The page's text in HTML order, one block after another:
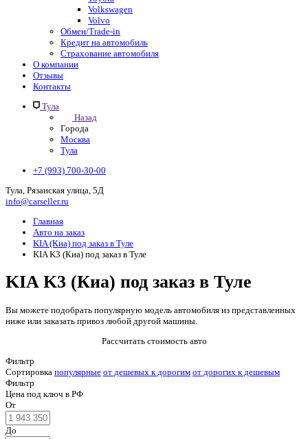
Volkswagen
Volvo
Обмен/Trade-in
Кредит на автомобиль
Страхование автомобиля
О компании
Отзывы
Контакты
Тула
Назад
Города
Москва
Тула
+7 (993) 700-30-00
Тула, Рязанская улица, 5Д
info@carseller.ru
Главная
Авто на заказ
KIA (Киа) под заказ в Туле
KIA K3 (Киа) под заказ в Туле
KIA K3 (Киа) под заказ в Туле
Вы можете подобрать популярную модель автомобиля из представленных
ниже или заказать привоз любой другой машины.
Рассчитать стоимость авто
Фильтр
Сортировка популярные от дешевых к дорогим от дорогих к дешевым
Фильтр
Цена под ключ в РФ
От
До